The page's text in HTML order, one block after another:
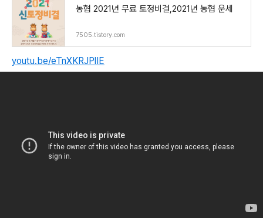
농협 2021년 무료 토정비결,2021년 농협 운세
7505.tistory.com
youtu.be/eTnXKRJPlIE